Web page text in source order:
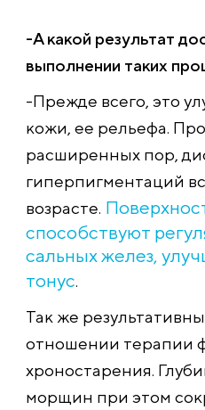
-А какой результат
выполнении таких
-Прежде всего, это
кожи, ее рельефа.
расширенных пор,
гиперпигментаций
возрасте.
способствуют
сальных желез,
тонус.
Так же
отношении терапии
хроностарения.
морщин при этом